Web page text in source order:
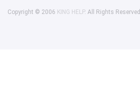
Copyright © 2006 KING HELP. All Rights Reserved